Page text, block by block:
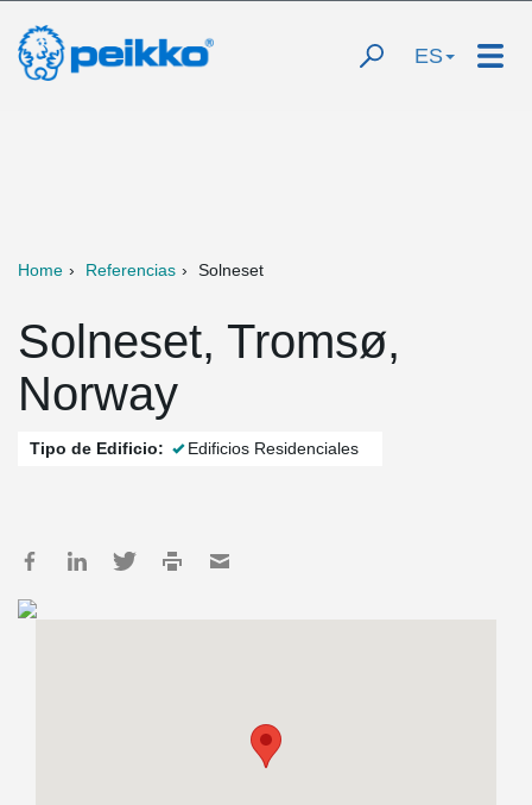
ES
Home Referencias Solneset
Solneset, Tromsø,
Norway
Tipo de Edificio: Edificios Residenciales